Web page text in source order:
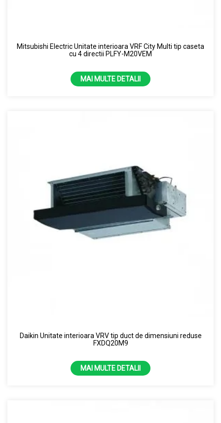
Mitsubishi Electric Unitate interioara VRF City Multi tip caseta
cu 4 directii PLFY-M20VEM
MAI MULTE DETALII
Daikin Unitate interioara VRV tip duct de dimensiuni reduse
FXDQ20M9
MAI MULTE DETALII